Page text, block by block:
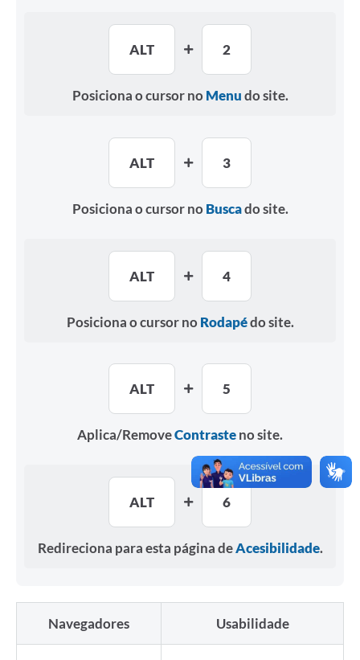
ALT 2
Posiciona o cursor no Menudo site.
ALT 3
Posiciona o cursor no Buscado site.
ALT 4
Posiciona o cursor no Rodapédo site.
ALT 5
Aplica/RemoveContrasteno site.
ALT 6
Redireciona para esta página deAcesibilidade.
Navegadores Usabilidade